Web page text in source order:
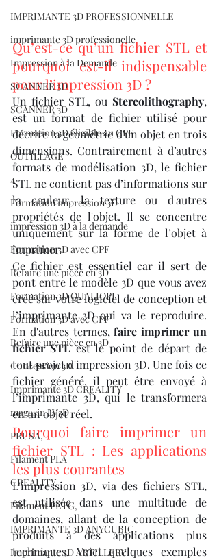
IMPRIMANTE 3D PROFESSIONNELLE
imprimante 3D professionelle
Impression à la Demande
SCANNER 3D
SCANNER 3D
Formation 3D éligible au CPF
OUTILLAGE
4
Formation impression 3D
impression 3D à la demande
Formation 3D avec CPF
Refaire une piece en 3D
Formation 3D QUALIOPI
Formation 3D avec CPF
Refaire une pièce en 3D
Concession 3D
Imprimante 3D CREALITY
magasin LV3D
PRUSA,
Filament PLA
CREALITY
Filament PETG,
IMPRIMANTE 3D ANYCUBIC
Imprimante 3D ARTILLERY
Qu’est-ce qu’un fichier STL et
pourquoi est-il indispensable
pour l’impression 3D ?
Un fichier STL, ou Stereolithography,
est un format de fichier utilisé pour
décrire la géométrie d'un objet en trois
dimensions. Contrairement à d’autres
formats de modélisation 3D, le fichier
STL ne contient pas d’informations sur
la couleur, la texture ou d'autres
propriétés de l'objet. Il se concentre
uniquement sur la forme de l’objet à
imprimer.
Ce fichier est essentiel car il sert de
pont entre le modèle 3D que vous avez
créé sur votre logiciel de conception et
l’imprimante 3D qui va le reproduire.
En d'autres termes, faire imprimer un
fichier STL est le point de départ de
tout projet d'impression 3D. Une fois ce
fichier généré, il peut être envoyé à
l’imprimante 3D, qui le transformera
en un objet réel.
Pourquoi faire imprimer un
fichier STL : Les applications
les plus courantes
L’impression 3D, via des fichiers STL,
est utilisée dans une multitude de
domaines, allant de la conception de
produits à des applications plus
techniques. Voici quelques exemples